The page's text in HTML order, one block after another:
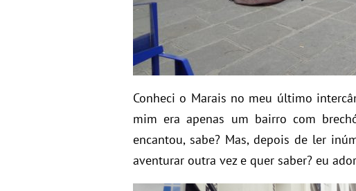
Conheci o Marais no meu último
mim era apenas um bairro com
encantou, sabe? Mas, depois de ler
aventurar outra vez e quer saber? eu